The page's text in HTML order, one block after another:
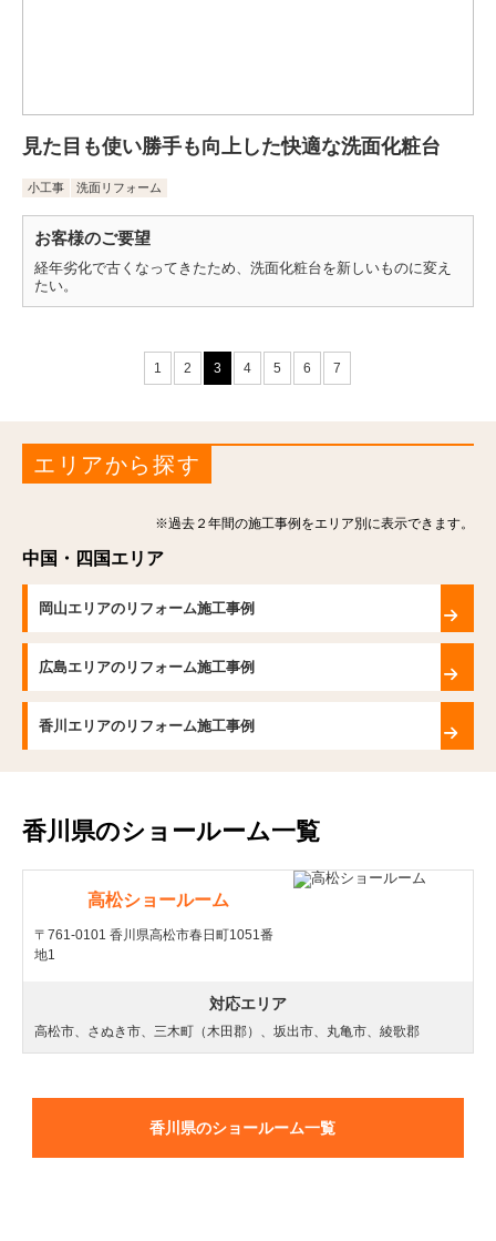
見た目も使い勝手も向上した快適な洗面化粧台
小工事 洗面リフォーム
お客様のご要望
経年劣化で古くなってきたため、洗面化粧台を新しいものに変え
たい。
1 2 3 4 5 6 7
エリアから探す
※過去２年間の施工事例をエリア別に表示できます。
中国・四国エリア
岡山エリアのリフォーム施工事例
広島エリアのリフォーム施工事例
香川エリアのリフォーム施工事例
香川県のショールーム一覧
高松ショールーム
〒761-0101 香川県高松市春日町1051番
地1
対応エリア
高松市、さぬき市、三木町（木田郡）、坂出市、丸亀市、綾歌郡
香川県のショールーム一覧